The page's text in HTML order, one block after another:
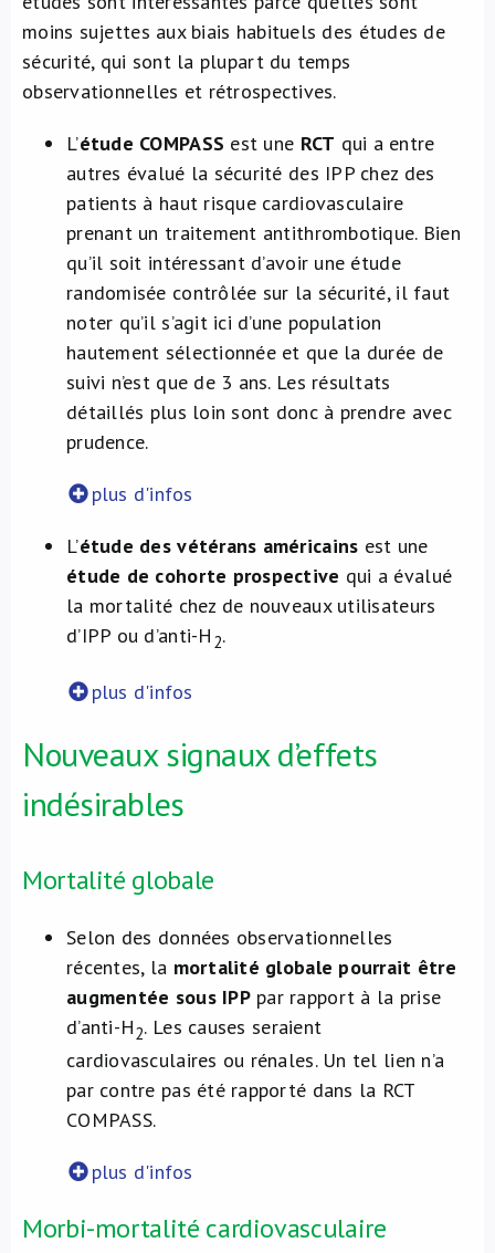
moins sujettes aux biais habituels des études de
sécurité, qui sont la plupart du temps
observationnelles et rétrospectives.
L’étude COMPASS est une RCT qui a entre
autres évalué la sécurité des IPP chez des
patients à haut risque cardiovasculaire
prenant un traitement antithrombotique. Bien
qu’il soit intéressant d’avoir une étude
randomisée contrôlée sur la sécurité, il faut
noter qu’il s’agit ici d’une population
hautement sélectionnée et que la durée de
suivi n’est que de 3 ans. Les résultats
détaillés plus loin sont donc à prendre avec
prudence.
plus d'infos
L’étude des vétérans américains est une
étude de cohorte prospective qui a évalué
la mortalité chez de nouveaux utilisateurs
d’IPP ou d’anti-H 2.
plus d'infos
Nouveaux signaux d’effets
indésirables
Mortalité globale
Selon des données observationnelles
récentes, la mortalité globale pourrait être
augmentée sous IPPpar rapport à la prise
d’anti-H2. Les causes seraient
cardiovasculaires ou rénales. Un tel lien n’a
par contre pas été rapporté dans la RCT
COMPASS.
plus d'infos
Morbi-mortalité cardiovasculaire